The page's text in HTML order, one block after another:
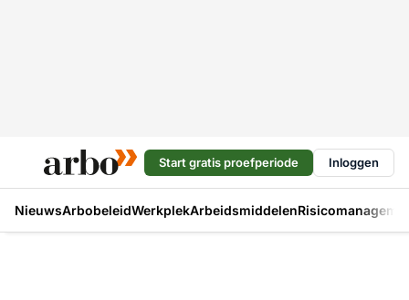
Start gratis proefperiode Inloggen
NieuwsArbobeleidWerkplekArbeidsmiddelen